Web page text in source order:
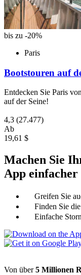
bis zu -20%
Paris
Bootstouren auf
Entdecken Sie Paris
auf der Seine!
4,3 (27.477)
Ab
19,61 $
Machen Sie
App einfacher
Greifen Sie
Finden Sie
Einfache
Von über5 Millionen